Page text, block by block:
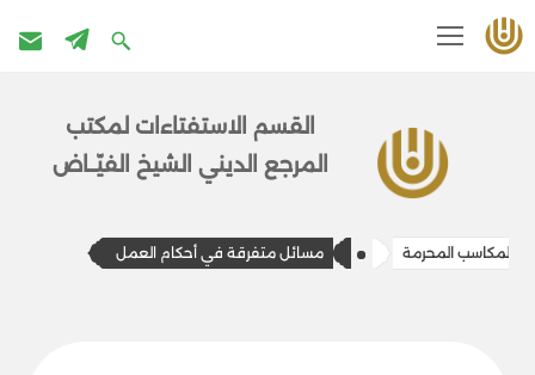
القسم الاستفتاءات ل​​مكتب
المرج​ع الديني الشيخ الفيّــاض
المكاسب المحرمة مسائل متفرقة في أحكام العمل